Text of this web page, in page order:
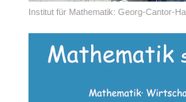
Institut für Mathematik: Georg-Cantor-